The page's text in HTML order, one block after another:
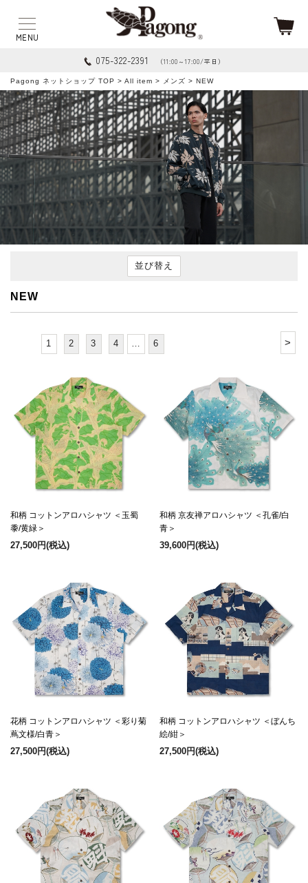
075-322-2391 （11:00～17:00/平日）
Pagong ネットショップ TOP > All item > メンズ > NEW
並び替え
NEW
>
1 2 3 4 6
和柄 コットンアロハシャツ ＜玉蜀
黍/黄緑＞
27,500円(税込)
和柄 京友禅アロハシャツ ＜孔雀/白
青＞
39,600円(税込)
花柄 コットンアロハシャツ ＜彩り菊
蔦文様/白青＞
27,500円(税込)
和柄 コットンアロハシャツ ＜ぼんち
絵/紺＞
27,500円(税込)